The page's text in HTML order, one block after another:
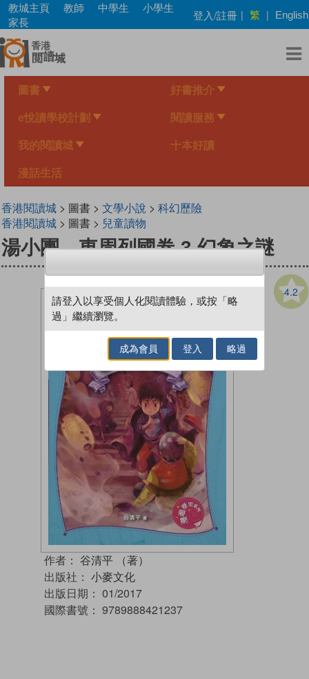
Skip
main
content
教城主頁 教師 中學生
小學生
家長
登入/註冊 | 繁 | English
圖書 好書推介
e悅讀學校計劃 閱讀服務
我的閱讀城 十本好讀
漫話生活
香港閱讀城> 圖書 > 文學小說 > 科幻歷險
香港閱讀城> 圖書 > 兒童讀物
湯小團．東周列國卷 3 幻象之謎
4.2
作者： 谷清平 （著）
出版社： 小麥文化
出版日期： 01/2017
國際書號： 9789888421237
請登入以享受個人化閱讀體驗，或按「略
過」繼續瀏覽。
成為會員 登入 略過